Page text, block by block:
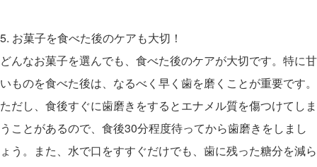
5. お菓子を食べた後のケアも大切！
どんなお菓子を選んでも、食べた後のケアが大切です。特に甘
いものを食べた後は、なるべく早く歯を磨くことが重要です。
ただし、食後すぐに歯磨きをするとエナメル質を傷つけてしま
うことがあるので、食後30分程度待ってから歯磨きをしまし
ょう。また、水で口をすすぐだけでも、歯に残った糖分を減ら